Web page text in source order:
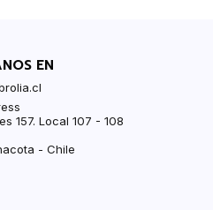
EN
157. Local 107 - 108
- Chile